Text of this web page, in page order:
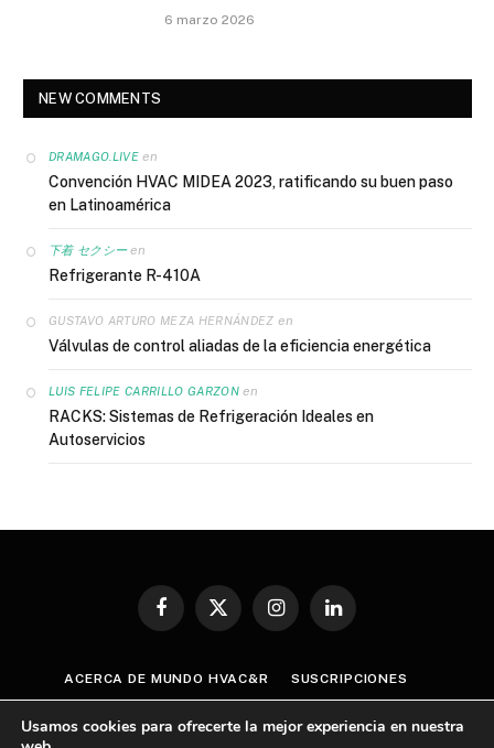
6 marzo 2026
NEW COMMENTS
DRAMAGO.LIVEen
Convención HVAC MIDEA 2023, ratificando su buen paso
en Latinoamérica
下着 セクシー en
Refrigerante R-410A
GUSTAVO ARTURO MEZA HERNÁNDEZ en
Válvulas de control aliadas de la eficiencia energética
LUIS FELIPE CARRILLO GARZONen
RACKS: Sistemas de Refrigeración Ideales en
Autoservicios
Facebook
X
InstagramLinkedIn
ACERCA DE MUNDO HVAC&R SUSCRIPCIONES
Usamos cookies para ofrecerte la mejor experiencia en nuestra